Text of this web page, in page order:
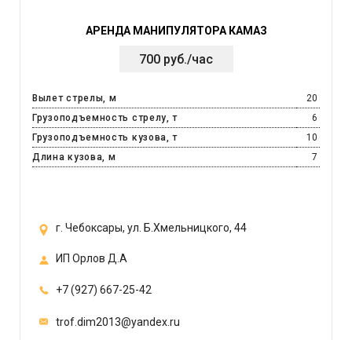
АРЕНДА МАНИПУЛЯТОРА КАМАЗ
700 руб./час
Вылет стрелы, м
20
Грузоподъемность стрелу, т
6
Грузоподъемность кузова, т
10
Длина кузова, м
7
г. Чебоксары, ул. Б.Хмельницкого, 44
ИП Орлов Д.А
+7 (927) 667-25-42
trof.dim2013@yandex.ru